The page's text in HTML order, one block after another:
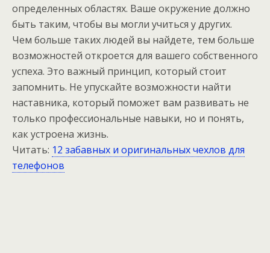
определенных областях. Ваше окружение должно
быть таким, чтобы вы могли учиться у других.
Чем больше таких людей вы найдете, тем больше
возможностей откроется для вашего собственного
успеха. Это важный принцип, который стоит
запомнить. Не упускайте возможности найти
наставника, который поможет вам развивать не
только профессиональные навыки, но и понять,
как устроена жизнь.
Читать: 12 забавных и оригинальных чехлов для
телефонов